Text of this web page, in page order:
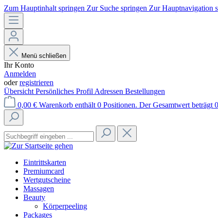
Zum Hauptinhalt springen Zur Suche springen Zur Hauptnavigation
Menü schließen
Ihr Konto
Anmelden
oderregistrieren
Übersicht Persönliches Profil Adressen Bestellungen
0,00 € Warenkorb enthält 0 Positionen. Der Gesamtwert beträgt
Eintrittskarten
Premiumcard
Wertgutscheine
Massagen
Beauty
Körperpeeling
Packages